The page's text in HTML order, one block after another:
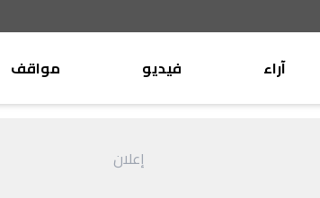
آراء
فيديو مواقف
إعلان